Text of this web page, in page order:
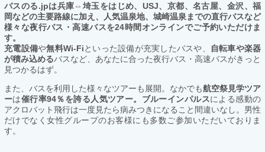
バスのる.jpは兵庫⇔埼玉をはじめ、USJ、京都、名古屋、金沢、福
岡などの主要路線に加え、人気温泉地、城崎温泉までの直行バスなど
様々な夜行バス・高速バスを24時間オンラインでご予約いただけま
す。
充電設備や無料Wi-Fiといった設備が充実したバスや、
自転車や楽器
が積み込めるバスなど、あなたに合った夜行バス・高速バスがきっと
見つかるはず。
また、バスを利用した様々なツアーも展開。なかでも航空祭見学ツア
ーは催行率94％を誇る人気ツアー。ブルーインパルスによる感動の
アクロバット飛行は一度見たら病みつきになること間違いなし。男性
だけでなく女性グループのお客様にも多数ご参加いただいておりま
す。